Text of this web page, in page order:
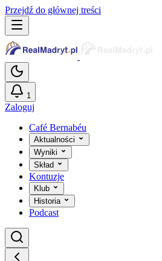
Przejdź do głównej treści
1
Zaloguj
Café Bernabéu
Aktualności
Wyniki
Skład
Kontuzje
Klub
Historia
Podcast